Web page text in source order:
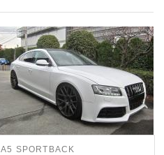
A5 SPORTBACK